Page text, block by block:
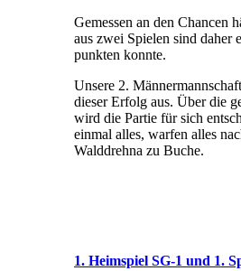
Gemessen an den Chancen
aus zwei Spielen sind daher
punkten konnte.
Unsere 2.
dieser Erfolg aus. Über die
wird die Partie für sich
einmal alles, warfen alles
Walddrehna zu Buche.
1. Heimspiel SG-1 und 1.